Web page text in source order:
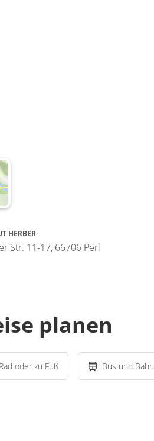
HERBER
Str. 11-17, 66706 Perl
planen
oder zu Fuß Bus und Bahn